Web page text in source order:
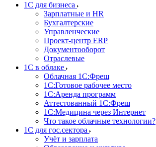
1С для бизнеса
Зарплатные и HR
Бухгалтерские
Управленческие
Проект-центр ERP
Документооборот
Отраслевые
1C в облаке
Облачная 1С:Фреш
1С:Готовое рабочее место
1C:Аренда программ
Аттестованный 1С:Фреш
1С:Медицина через Интернет
Что такое облачные технологии?
1С для гос.сектора
Учёт и зарплата